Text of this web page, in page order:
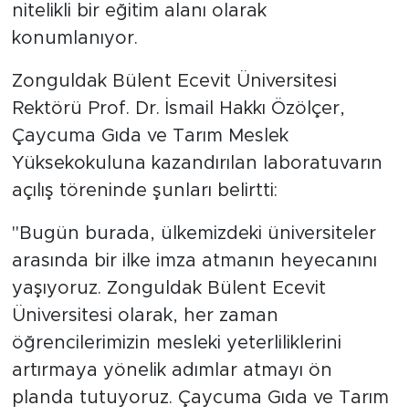
nitelikli bir eğitim alanı olarak
konumlanıyor.
Zonguldak Bülent Ecevit Üniversitesi
Rektörü Prof. Dr. İsmail Hakkı Özölçer,
Çaycuma Gıda ve Tarım Meslek
Yüksekokuluna kazandırılan laboratuvarın
açılış töreninde şunları belirtti:
"Bugün burada, ülkemizdeki üniversiteler
arasında bir ilke imza atmanın heyecanını
yaşıyoruz. Zonguldak Bülent Ecevit
Üniversitesi olarak, her zaman
öğrencilerimizin mesleki yeterliliklerini
artırmaya yönelik adımlar atmayı ön
planda tutuyoruz. Çaycuma Gıda ve Tarım